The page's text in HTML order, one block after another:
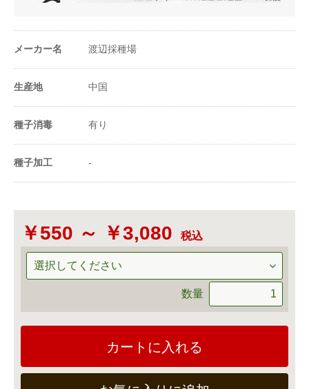
（粒数）
1m²当たり播種量
（粒数）
※1a(アール)＝100m²＝30坪＝1畝（セ） ※ 1ｍl(ﾐﾘﾘｯﾄ
メーカー名 渡辺採種場
生産地 中国
種子消毒 有り
種子加工 -
￥550 ～ ￥3,080 税込
数量
カートに入れる